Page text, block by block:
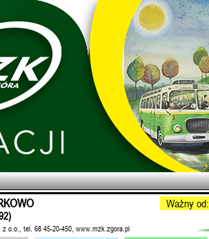
Ważny od:
z o.o., tel. 68 45-20-450, www.mzk.zgora.pl